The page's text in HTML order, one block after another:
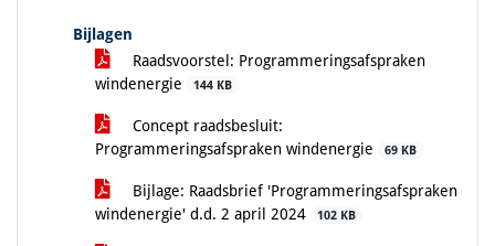
Bijlagen
Raadsvoorstel: Programmeringsafspraken
windenergie
144 KB
Concept raadsbesluit:
Programmeringsafspraken windenergie
69 KB
Bijlage: Raadsbrief 'Programmeringsafspraken
windenergie' d.d. 2 april 2024
102 KB